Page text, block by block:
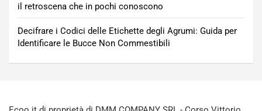
il retroscena che in pochi conoscono
Decifrare i Codici delle Etichette degli Agrumi: Guida per
Identificare le Bucce Non Commestibili